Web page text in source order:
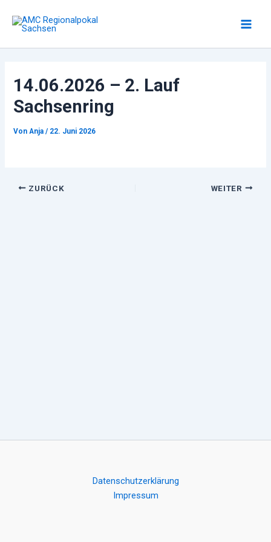
Inhalt
14.06.2026 – 2. Lauf
Sachsenring
Von Anja/ 22. Juni 2026
ZURÜCK WEITER
Datenschutzerklärung
Impressum